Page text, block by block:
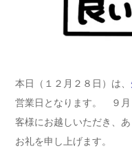
本日（１２月２８日）は、
営業日となります。 ９月
客様にお越しいただき、
お礼を申し上げます。